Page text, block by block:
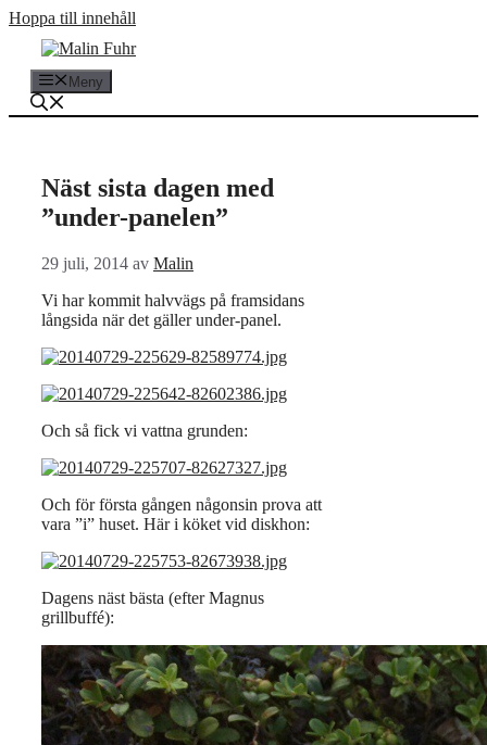
Hoppa till innehåll
Meny
Näst sista dagen med
”under-panelen”
29 juli, 2014 av Malin
Vi har kommit halvvägs på framsidans
långsida när det gäller under-panel.
Och så fick vi vattna grunden:
Och för första gången någonsin prova att
vara ”i” huset. Här i köket vid diskhon:
Dagens näst bästa (efter Magnus
grillbuffé):